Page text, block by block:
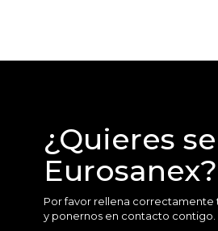
¿Quieres
Eurosanex?
Por favor rellena correctamente
y ponernos en contacto contigo.